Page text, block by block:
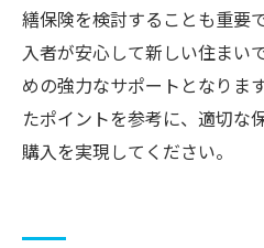
繕保険を検討することも重要
入者が安心して新しい住まい
めの強力なサポートとなりま
たポイントを参考に、適切な
購入を実現してください。